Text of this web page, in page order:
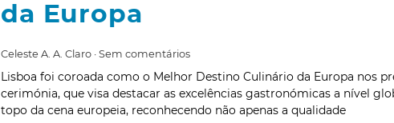
da Europa
Celeste A. A. Claro Sem comentários
Lisboa foi coroada como o Melhor Destino Culinário da Europa nos
cerimónia, que visa destacar as excelências gastronómicas a nível
topo da cena europeia, reconhecendo não apenas a qualidade